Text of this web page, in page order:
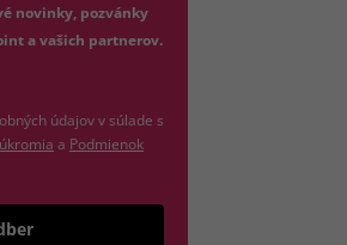
novinky, pozvánky
a vašich partnerov.
údajov v súlade s
(otvorí sa v novom okne)
a Podmienok